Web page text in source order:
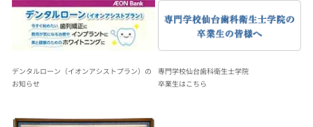
デンタルローン（イオンアシストプラン）の
お知らせ
専門学校仙台歯科衛生士学院
卒業生はこちら